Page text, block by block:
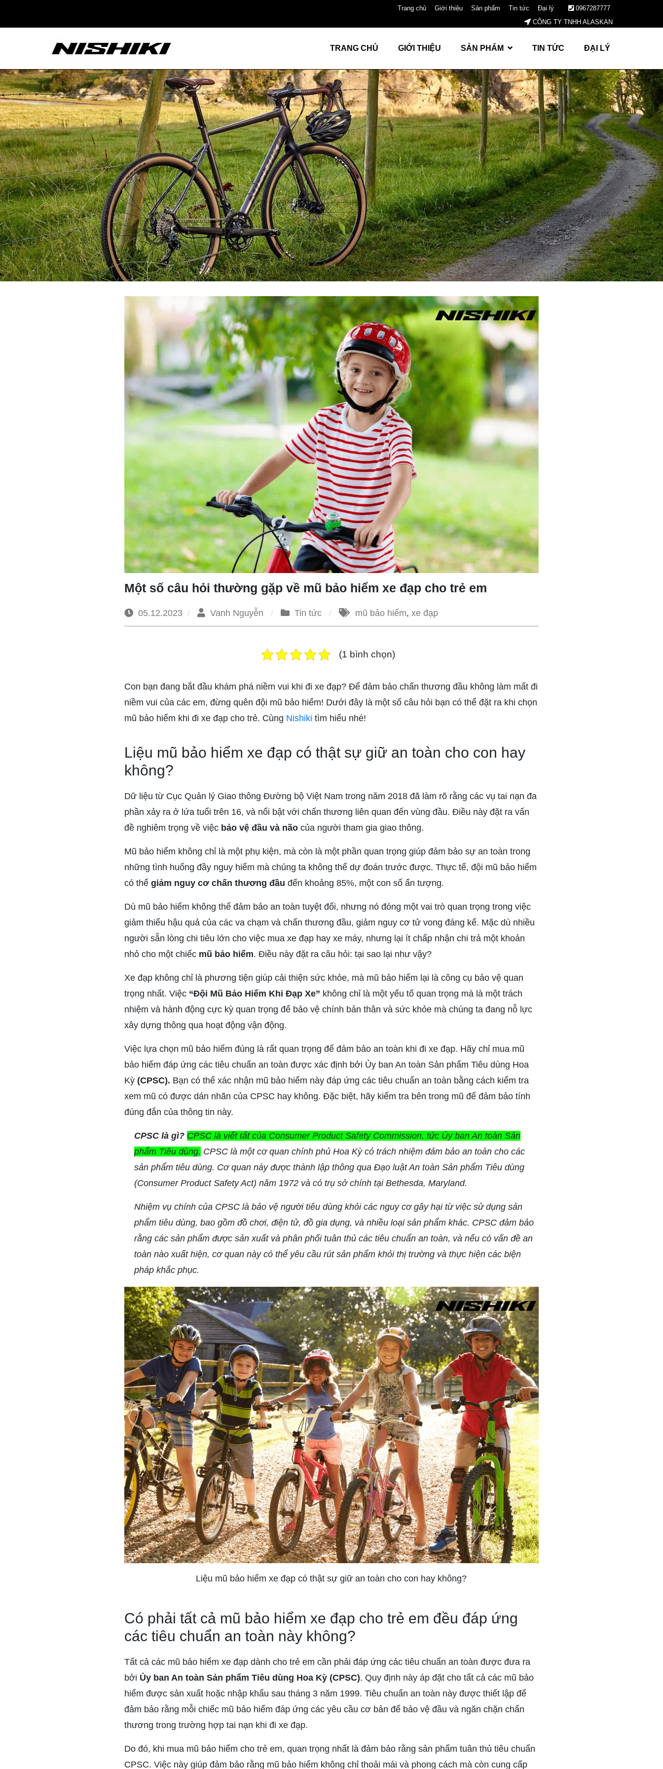
Trang chủ Giới thiệu Sản phẩm Tin tức Đại lý
0967287777
CÔNG TY TNHH ALASKAN
Nishiki – Xe Đạp
Nhật Bản – Since
1965
TRANG CHỦ GIỚI THIỆU SẢN PHẨM TIN TỨC ĐẠI LÝ
Một số câu hỏi thường gặp về mũ bảo hiểm xe đạp cho trẻ em
05.12.2023 Vanh Nguyễn Tin tức mũ bảo hiểm, xe đạp
(1 bình chọn)
Con bạn đang bắt đầu khám phá niềm vui khi đi xe đạp? Để đảm bảo chấn thương đầu không làm mất đi
niềm vui của các em, đừng quên đội mũ bảo hiểm! Dưới đây là một số câu hỏi bạn có thể đặt ra khi chọn
mũ bảo hiểm khi đi xe đạp cho trẻ. Cùng Nishiki tìm hiểu nhé!
Liệu mũ bảo hiểm xe đạp có thật sự giữ an toàn cho con hay
không?
Dữ liệu từ Cục Quản lý Giao thông Đường bộ Việt Nam trong năm 2018 đã làm rõ rằng các vụ tai nạn đa
phần xảy ra ở lứa tuổi trên 16, và nổi bật với chấn thương liên quan đến vùng đầu. Điều này đặt ra vấn
đề nghiêm trọng về việc bảo vệ đầu và nãocủa người tham gia giao thông.
Mũ bảo hiểm không chỉ là một phụ kiện, mà còn là một phần quan trọng giúp đảm bảo sự an toàn trong
những tình huống đầy nguy hiểm mà chúng ta không thể dự đoán trước được. Thực tế, đội mũ bảo hiểm
có thể giảm nguy cơ chấn thương đầu đến khoảng 85%, một con số ấn tượng.
Dù mũ bảo hiểm không thể đảm bảo an toàn tuyệt đối, nhưng nó đóng một vai trò quan trọng trong việc
giảm thiểu hậu quả của các va chạm và chấn thương đầu, giảm nguy cơ tử vong đáng kể. Mặc dù nhiều
người sẵn lòng chi tiêu lớn cho việc mua xe đạp hay xe máy, nhưng lại ít chấp nhận chi trả một khoản
nhỏ cho một chiếc mũ bảo hiểm. Điều này đặt ra câu hỏi: tại sao lại như vậy?
Xe đạp không chỉ là phương tiện giúp cải thiện sức khỏe, mà mũ bảo hiểm lại là công cụ bảo vệ quan
trọng nhất. Việc “Đội Mũ Bảo Hiểm Khi Đạp Xe” không chỉ là một yếu tố quan trọng mà là một trách
nhiệm và hành động cực kỳ quan trọng để bảo vệ chính bản thân và sức khỏe mà chúng ta đang nỗ lực
xây dựng thông qua hoạt động vận động.
Việc lựa chọn mũ bảo hiểm đúng là rất quan trọng để đảm bảo an toàn khi đi xe đạp. Hãy chỉ mua mũ
bảo hiểm đáp ứng các tiêu chuẩn an toàn được xác định bởi Ủy ban An toàn Sản phẩm Tiêu dùng Hoa
Kỳ (CPSC). Bạn có thể xác nhận mũ bảo hiểm này đáp ứng các tiêu chuẩn an toàn bằng cách kiểm tra
xem mũ có được dán nhãn của CPSC hay không. Đặc biệt, hãy kiểm tra bên trong mũ để đảm bảo tính
đúng đắn của thông tin này.
CPSC là gì? CPSC là viết tắt của Consumer Product Safety Commission, tức Ủy ban An toàn Sản
phẩm Tiêu dùng. CPSC là một cơ quan chính phủ Hoa Kỳ có trách nhiệm đảm bảo an toàn cho các
sản phẩm tiêu dùng. Cơ quan này được thành lập thông qua Đạo luật An toàn Sản phẩm Tiêu dùng
(Consumer Product Safety Act) năm 1972 và có trụ sở chính tại Bethesda, Maryland.
Nhiệm vụ chính của CPSC là bảo vệ người tiêu dùng khỏi các nguy cơ gây hại từ việc sử dụng sản
phẩm tiêu dùng, bao gồm đồ chơi, điện tử, đồ gia dụng, và nhiều loại sản phẩm khác. CPSC đảm bảo
rằng các sản phẩm được sản xuất và phân phối tuân thủ các tiêu chuẩn an toàn, và nếu có vấn đề an
toàn nào xuất hiện, cơ quan này có thể yêu cầu rút sản phẩm khỏi thị trường và thực hiện các biện
pháp khắc phục.
Liệu mũ bảo hiểm xe đạp có thật sự giữ an toàn cho con hay không?
Có phải tất cả mũ bảo hiểm xe đạp cho trẻ em đều đáp ứng
các tiêu chuẩn an toàn này không?
Tất cả các mũ bảo hiểm xe đạp dành cho trẻ em cần phải đáp ứng các tiêu chuẩn an toàn được đưa ra
bởi Ủy ban An toàn Sản phẩm Tiêu dùng Hoa Kỳ (CPSC). Quy định này áp đặt cho tất cả các mũ bảo
hiểm được sản xuất hoặc nhập khẩu sau tháng 3 năm 1999. Tiêu chuẩn an toàn này được thiết lập để
đảm bảo rằng mỗi chiếc mũ bảo hiểm đáp ứng các yêu cầu cơ bản để bảo vệ đầu và ngăn chặn chấn
thương trong trường hợp tai nạn khi đi xe đạp.
Do đó, khi mua mũ bảo hiểm cho trẻ em, quan trọng nhất là đảm bảo rằng sản phẩm tuân thủ tiêu chuẩn
CPSC. Việc này giúp đảm bảo rằng mũ bảo hiểm không chỉ thoải mái và phong cách mà còn cung cấp